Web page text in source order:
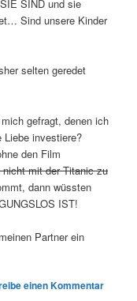
SIND und sie
Sind unsere Kinder
selten geredet
gefragt, denen ich
investiere?
den Film
mit der Titanic zu
dann wüssten
IST!
Partner ein
einen Kommentar